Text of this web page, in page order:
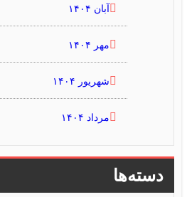
آبان ۱۴۰۴
مهر ۱۴۰۴
شهریور ۱۴۰۴
مرداد ۱۴۰۴
دسته‌ها